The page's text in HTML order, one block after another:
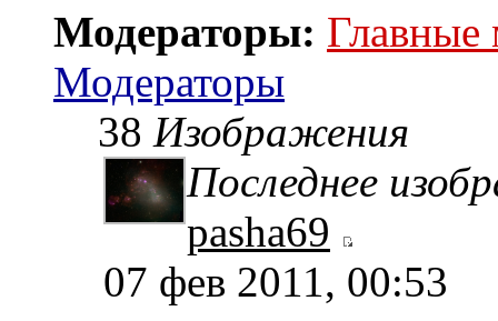
Модераторы: Главные
Модераторы
38 Изображения
Последнее
pasha69
07 фев 2011, 00:53